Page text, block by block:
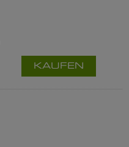
KAUFEN